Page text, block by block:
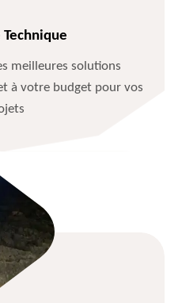
meilleures solutions
à votre budget pour vos